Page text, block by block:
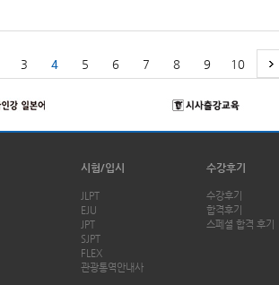
3 4 5 6 7 8 9 10
시험/입시
JLPT
EJU
JPT
SJPT
FLEX
관광통역안내사
수강후기
수강후기
합격후기
스페셜 합격 후기